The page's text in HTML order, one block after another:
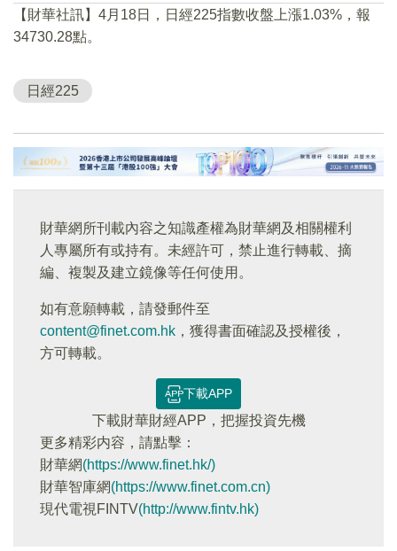
【財華社訊】4月18日，日經225指數收盤上漲1.03%，報
34730.28點。
日經225
財華網所刊載內容之知識產權為財華網及相關權利
人專屬所有或持有。未經許可，禁止進行轉載、摘
編、複製及建立鏡像等任何使用。
如有意願轉載，請發郵件至
content@finet.com.hk ，獲得書面確認及授權後，
方可轉載。
下載APP
下載財華財經APP，把握投資先機
更多精彩内容，請點擊：
財華網(https://www.finet.hk/)
財華智庫網(https://www.finet.com.cn)
現代電視FINTV(http://www.fintv.hk)